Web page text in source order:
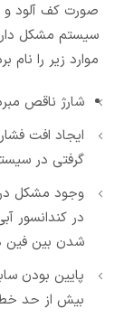
صورت کف آلود و
سیستم مشکل
موارد زیر را نام
شارژ ناقص
ایجاد افت
گرفتی در
وجود مشکل
در کندانسور
شدن بین فین
پایین بودن
بیش از حد خط